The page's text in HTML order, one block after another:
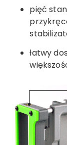
pięć
łatwy